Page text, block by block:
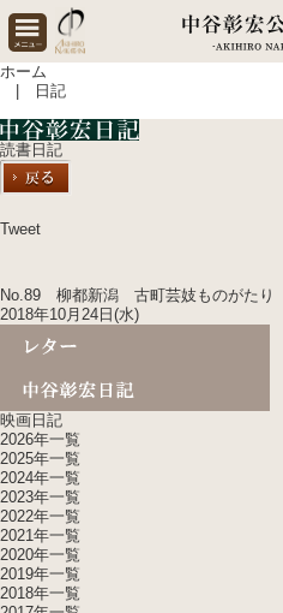
ホーム
| 日記
読書日記
Tweet
No.89 柳都新潟 古町芸妓ものがたり
2018年10月24日(水)
映画日記
2026年一覧
2025年一覧
2024年一覧
2023年一覧
2022年一覧
2021年一覧
2020年一覧
2019年一覧
2018年一覧